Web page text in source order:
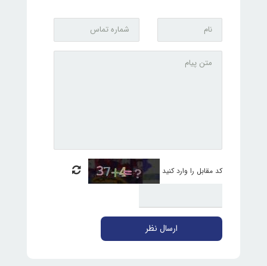
کد مقابل را وارد کنید
ارسال نظر